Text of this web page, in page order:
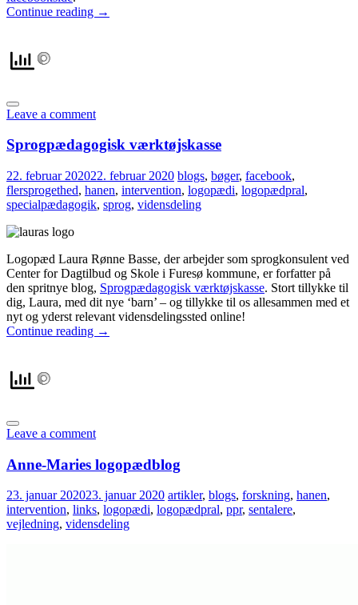
Continue reading →
Leave a comment
Sprogpædagogisk værktøjskasse
22. februar 202022. februar 2020 blogs, bøger, facebook,
flersprogethed, hanen, intervention, logopædi, logopædpral,
specialpædagogik, sprog, vidensdeling
Logopæd Laura Rønne Basse, der arbejder som sprogkonsulent ved
Center for Dagtilbud og Skole i Furesø kommune, er forfatter på
den spritnye blog, Sprogpædagogisk værktøjskasse. Stort tillykke til
dig, Laura, med dit nye ‘barn’ – og tillykke til os allesammen med et
nyt og yderst relevant vidensdelingssted online!
Continue reading →
Leave a comment
Anne-Maries logopædblog
23. januar 202023. januar 2020 artikler, blogs, forskning, hanen,
intervention, links, logopædi, logopædpral, ppr, sentalere,
vejledning, vidensdeling